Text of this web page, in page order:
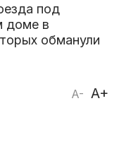
под
доме в
обманули
A- A+